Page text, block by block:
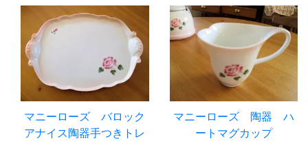
マニーローズ バロック
アナイス陶器手つきトレ
マニーローズ 陶器 ハ
ートマグカップ